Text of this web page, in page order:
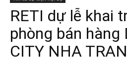
RETI dự lễ khai
phòng bán hàng
CITY NHA